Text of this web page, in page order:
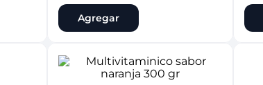
Agregar